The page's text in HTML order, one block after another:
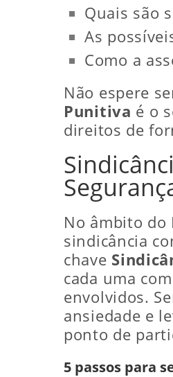
Quais são
As
Como a
Não espere
Punitiva é o
direitos de
No âmbito
sindicância
chave
cada uma
envolvidos.
ansiedade e
ponto de
5 passos para